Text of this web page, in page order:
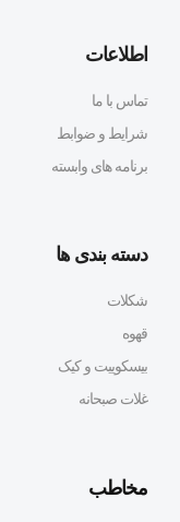
اطلاعات
تماس با ما
شرایط و ضوابط
برنامه های وابسته
دسته بندی ها
شکلات
قهوه
بیسکوییت و کیک
غلات صبحانه
مخاطب